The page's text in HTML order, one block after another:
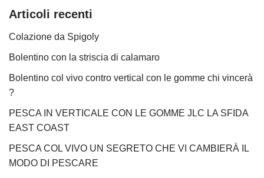
Articoli recenti
Colazione da Spigoly
Bolentino con la striscia di calamaro
Bolentino col vivo contro vertical con le gomme chi vincerà
?
PESCA IN VERTICALE CON LE GOMME JLC LA SFIDA
EAST COAST
PESCA COL VIVO UN SEGRETO CHE VI CAMBIERÀ IL
MODO DI PESCARE